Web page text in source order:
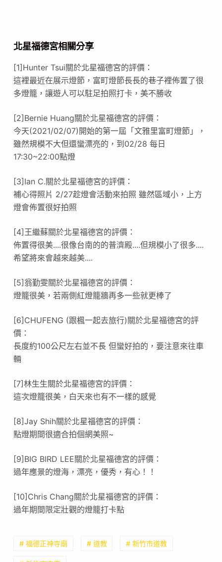
北星福德宮相關分享
[1]Hunter Tsui關於北星福德宮的評價：
這裡最近在展示燈節，富町燈節長長的巷子裡佈置了很
多燈籠，讓遊人可以駐足拍照打卡，美不勝收
[2]Bernie Huang關於北星福德宮的評價：
今天(2021/02/07)開始的第一屆「文雅里富町燈節」，
雖然規模不大但還蠻漂亮的，到02/28 每日
17:30~22:00點燈
[3]Ian C.關於北星福德宮的評價：
補心得照片 2/27趁燈會活動來拍照 雖然區域小，上方
燈會佈置很好拍照
[4]王繼蘇關於北星福德宮的評價：
佈置得很美....很像台南的的普濟殿....但規模小了很多....
希望將來會越來越美....
[5]翁勤雯關於北星福德宮的評價：
燈籠很美，若兩側紅燈籠牆再多一些就更棒了
[6]CHUFENG (跟楓一起去旅行)關於北星福德宮的評
價：
長度約100公尺左右並不長 但蠻好拍的，要注意來往車
輛
[7]林生生關於北星福德宮的評價：
這次燈籠很美，白天來也有不一樣的感覺
[8]Jay Shih關於北星福德宮的評價：
點燈期間很適合拍個網美照~
[9]BIG BIRD LEE關於北星福德宮的評價：
過年應景的燈海，漂亮，優秀，有心！！
[10]Chris Chang關於北星福德宮的評價：
過年期間限定壯觀的燈籠打卡點
# 福德正神寺廟 # 道教 # 新竹市道教